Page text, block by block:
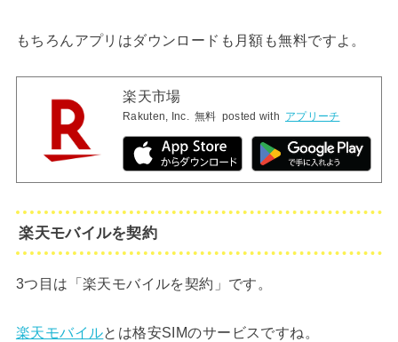
もちろんアプリはダウンロードも月額も無料ですよ。
楽天市場
Rakuten, Inc. 無料 posted with アプリーチ
楽天モバイルを契約
3つ目は「楽天モバイルを契約」です。
楽天モバイルとは格安SIMのサービスですね。